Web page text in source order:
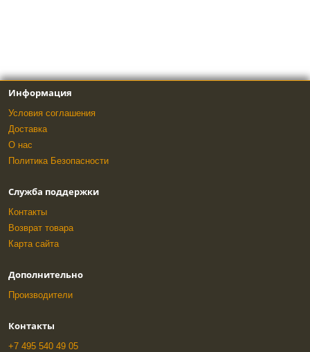
Информация
Условия соглашения
Доставка
О нас
Политика Безопасности
Служба поддержки
Контакты
Возврат товара
Карта сайта
Дополнительно
Производители
Контакты
+7 495 540 49 05